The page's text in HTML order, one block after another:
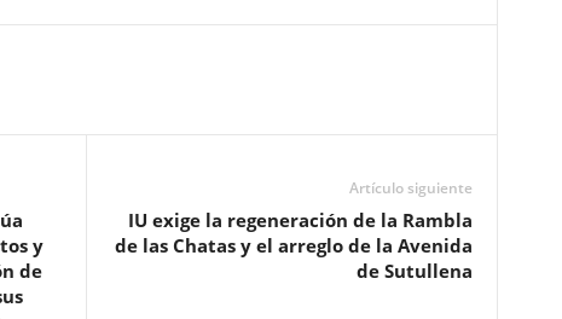
y
de
Artículo siguiente
IU exige la regeneración de la Rambla
de las Chatas y el arreglo de la Avenida
de Sutullena